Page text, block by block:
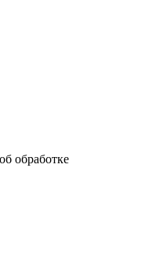
об обработке